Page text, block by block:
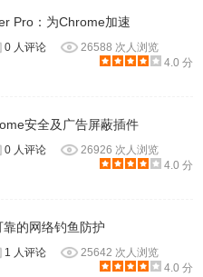
Pro：为Chrome加速
0 人评论
26588 次人浏览
4.0 分
安全及广告屏蔽插件
0 人评论
26926 次人浏览
4.0 分
的网络钓鱼防护
1 人评论
25642 次人浏览
4.0 分